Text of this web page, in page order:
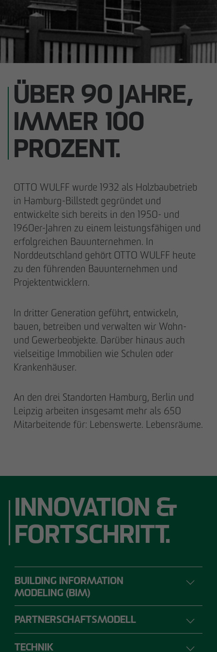
ÜBER 90 JAHRE,
IMMER 100
PROZENT.
OTTO WULFF wurde 1932 als Holzbaubetrieb
in Hamburg-Billstedt gegründet und
entwickelte sich bereits in den 1950- und
1960er-Jahren zu einem leistungsfähigen und
erfolgreichen Bauunternehmen. In
Norddeutschland gehört OTTO WULFF heute
zu den führenden Bauunternehmen und
Projektentwicklern.
In dritter Generation geführt, entwickeln,
bauen, betreiben und verwalten wir Wohn-
und Gewerbeobjekte. Darüber hinaus auch
vielseitige Immobilien wie Schulen oder
Krankenhäuser.
An den drei Standorten Hamburg, Berlin und
Leipzig arbeiten insgesamt mehr als 650
Mitarbeitende für: Lebenswerte. Lebensräume.
INNOVATION &
FORTSCHRITT.
BUILDING INFORMATION
MODELING (BIM)
DIGITALES PLANEN, BAUEN UND
BETREIBEN
PARTNERSCHAFTSMODELL
TECHNIK